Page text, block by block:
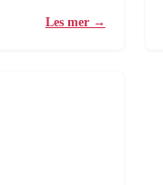
Les mer →